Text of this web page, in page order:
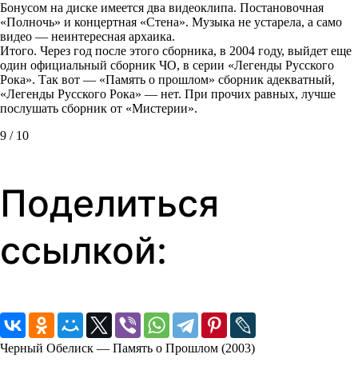
Бонусом на диске имеется два видеоклипа. Постановочная
«Полночь» и концертная «Стена». Музыка не устарела, а само
видео — неинтересная архаика.
Итого. Через год после этого сборника, в 2004 году, выйдет еще
один официальный сборник ЧО, в серии «Легенды Русского
Рока». Так вот — «Память о прошлом» сборник адекватный,
«Легенды Русского Рока» — нет. При прочих равных, лучше
послушать сборник от «Мистерии».
9 / 10
Поделиться
ссылкой:
Черный Обелиск — Память о Прошлом (2003)